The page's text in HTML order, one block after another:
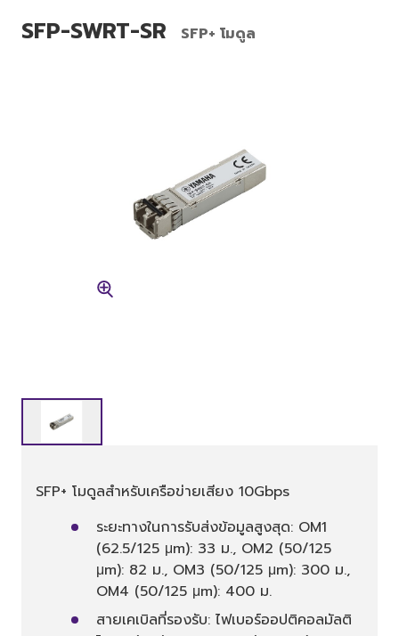
SFP-SWRT-SR SFP+ โมดูล
SFP+ โมดูลสำหรับเครือข่ายเสียง 10Gbps
ระยะทางในการรับส่งข้อมูลสูงสุด: OM1
(62.5/125 μm): 33 ม., OM2 (50/125
μm): 82 ม., OM3 (50/125 μm): 300 ม.,
OM4 (50/125 μm): 400 ม.
สายเคเบิลที่รองรับ: ไฟเบอร์ออปติคอลมัลติ